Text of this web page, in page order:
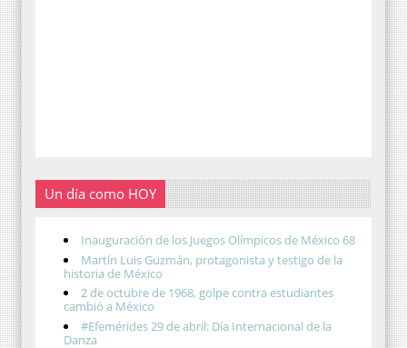
Un día como HOY
Inauguración de los Juegos Olímpicos de México 68
Martín Luis Guzmán, protagonista y testigo de la
historia de México
2 de octubre de 1968, golpe contra estudiantes
cambió a México
#Efemérides 29 de abril: Día Internacional de la
Danza